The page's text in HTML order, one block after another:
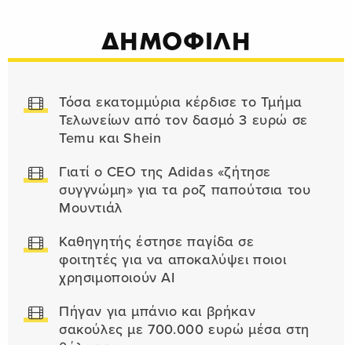
ΔΗΜΟΦΙΛΗ
Τόσα εκατομμύρια κέρδισε το Τμήμα
Τελωνείων από τον δασμό 3 ευρώ σε
Temu και Shein
Γιατί ο CEO της Adidas «ζήτησε
συγγνώμη» για τα ροζ παπούτσια του
Μουντιάλ
Καθηγητής έστησε παγίδα σε
φοιτητές για να αποκαλύψει ποιοι
χρησιμοποιούν AI
Πήγαν για μπάνιο και βρήκαν
σακούλες με 700.000 ευρώ μέσα στη